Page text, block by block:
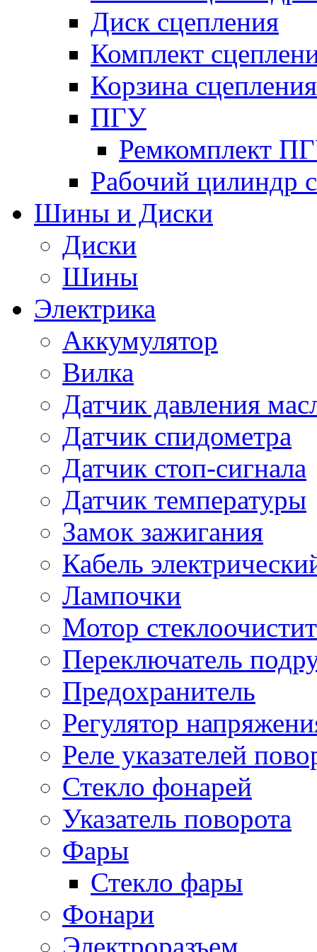
Диск сцепления
Комплект
Корзина сцепления
ПГУ
Ремкомплект
Рабочий цилиндр
Шины и Диски
Диски
Шины
Электрика
Аккумулятор
Вилка
Датчик давления
Датчик спидометра
Датчик стоп-сигнала
Датчик температуры
Замок зажигания
Кабель
Лампочки
Мотор
Переключатель
Предохранитель
Регулятор
Реле указателей
Стекло фонарей
Указатель поворота
Фары
Стекло фары
Фонари